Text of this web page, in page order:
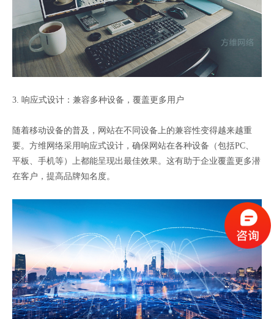
3. 响应式设计：兼容多种设备，覆盖更多用户
随着移动设备的普及，网站在不同设备上的兼容性变得越来越重
要。方维网络采用响应式设计，确保网站在各种设备（包括PC、
平板、手机等）上都能呈现出最佳效果。这有助于企业覆盖更多潜
在客户，提高品牌知名度。